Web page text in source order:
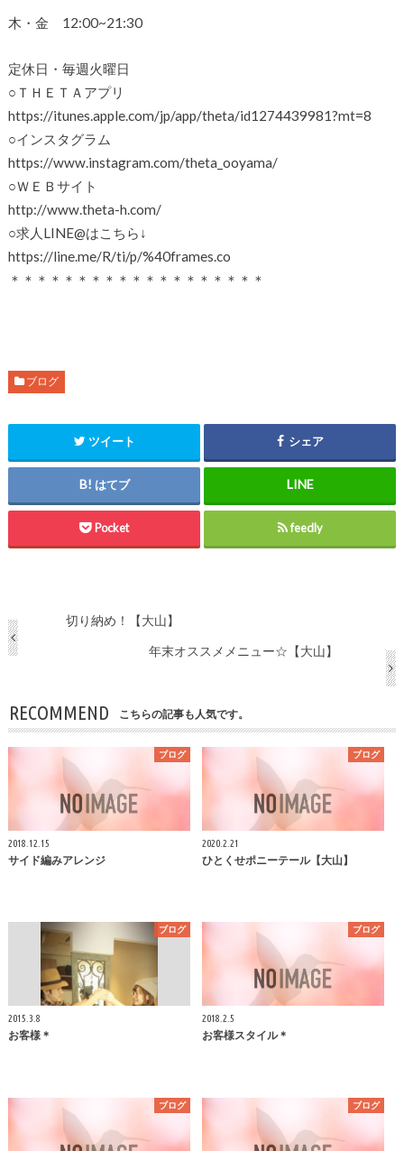
木・金 12:00~21:30
定休日・毎週火曜日
○ＴＨＥＴＡアプリ
https://itunes.apple.com/jp/app/theta/id1274439981?mt=8
○インスタグラム
https://www.instagram.com/theta_ooyama/
○ＷＥＢサイト
http://www.theta-h.com/
○求人LINE@はこちら↓
https://line.me/R/ti/p/%40frames.co
＊＊＊＊＊＊＊＊＊＊＊＊＊＊＊＊＊＊＊
ブログ
ツイート シェア
はてブ
Pocket feedly
切り納め！【大山】
年末オススメメニュー☆【大山】
RECOMMEND こちらの記事も人気です。
ブログ
2018.12.15
サイド編みアレンジ
ブログ
2020.2.21
ひとくせポニーテール【大山】
ブログ
2015.3.8
お客様＊
ブログ
2018.2.5
お客様スタイル＊
ブログ ブログ